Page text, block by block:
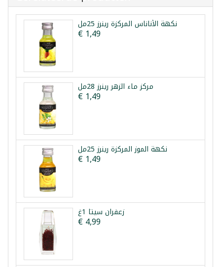
نكهة الأناناس المركزة رينرز 25مل
€ 1,49
مركز ماء الزهر رينرز 28مل
€ 1,49
نكهة الموز المركزة رينرز 25مل
€ 1,49
زعفران سيتا 1غ
€ 4,99